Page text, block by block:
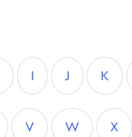
I J K
V W X